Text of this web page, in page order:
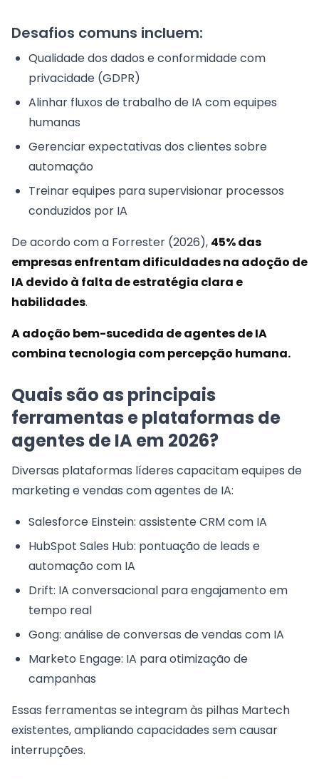
Desafios comuns incluem:
Qualidade dos dados e conformidade com
privacidade (GDPR)
Alinhar fluxos de trabalho de IA com equipes
humanas
Gerenciar expectativas dos clientes sobre
automação
Treinar equipes para supervisionar processos
conduzidos por IA
De acordo com a Forrester (2026), 45% das
empresas enfrentam dificuldades na adoção de
IA devido à falta de estratégia clara e
habilidades.
A adoção bem-sucedida de agentes de IA
combina tecnologia com percepção humana.
Quais são as principais
ferramentas e plataformas de
agentes de IA em 2026?
Diversas plataformas líderes capacitam equipes de
marketing e vendas com agentes de IA:
Salesforce Einstein: assistente CRM com IA
HubSpot Sales Hub: pontuação de leads e
automação com IA
Drift: IA conversacional para engajamento em
tempo real
Gong: análise de conversas de vendas com IA
Marketo Engage: IA para otimização de
campanhas
Essas ferramentas se integram às pilhas Martech
existentes, ampliando capacidades sem causar
interrupções.